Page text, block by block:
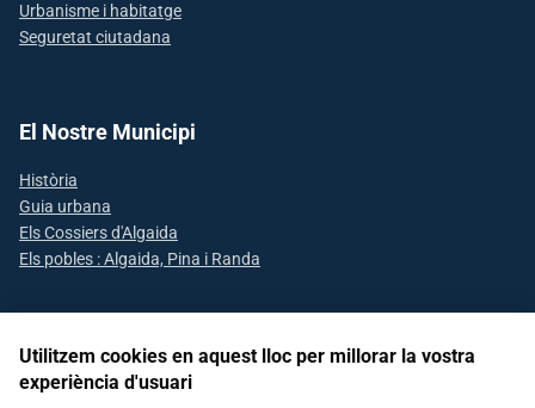
Urbanisme i habitatge
Seguretat ciutadana
El Nostre Municipi
Història
Guia urbana
Els Cossiers d'Algaida
Els pobles : Algaida, Pina i Randa
Segueix-nos a les xarxes socials
Utilitzem cookies en aquest lloc per millorar la vostra
experiència d'usuari